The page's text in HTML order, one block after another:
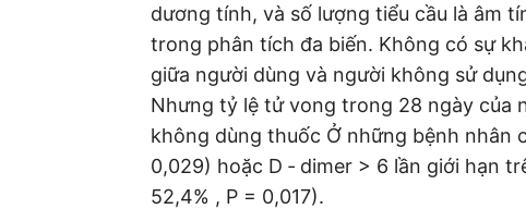
dương tính, và số lượng tiểu cầu là âm
trong phân tích đa biến. Không có sự
giữa người dùng và người không sử
Nhưng tỷ lệ tử vong trong 28 ngày của
không dùng thuốc Ở những bệnh nhân
0,029) hoặc D ‐ dimer > 6 lần giới hạn
52,4% , P = 0,017).